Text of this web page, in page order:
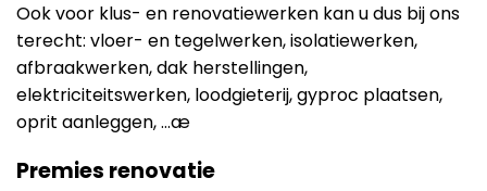
Ook voor klus- en renovatiewerken kan u dus bij ons
terecht: vloer- en tegelwerken, isolatiewerken,
afbraakwerken, dak herstellingen,
elektriciteitswerken, loodgieterij, gyproc plaatsen,
oprit aanleggen, …æ
Premies renovatie